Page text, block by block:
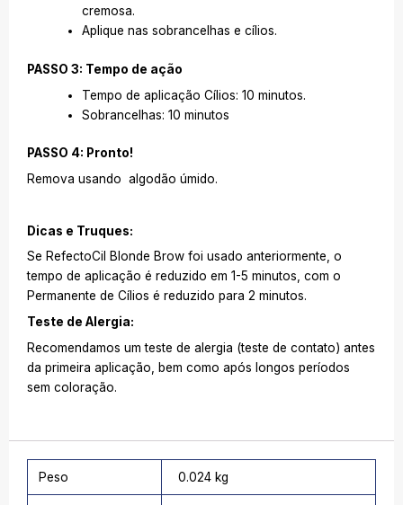
cremosa.
Aplique nas sobrancelhas e cílios.
PASSO 3: Tempo de ação
Tempo de aplicação Cílios: 10 minutos.
Sobrancelhas: 10 minutos
PASSO 4: Pronto!
Remova usando algodão úmido.
Dicas e Truques:
Se RefectoCil Blonde Brow foi usado anteriormente, o
tempo de aplicação é reduzido em 1-5 minutos, com o
Permanente de Cílios é reduzido para 2 minutos.
Teste de Alergia:
Recomendamos um teste de alergia (teste de contato) antes
da primeira aplicação, bem como após longos períodos
sem coloração.
Peso 0.024 kg